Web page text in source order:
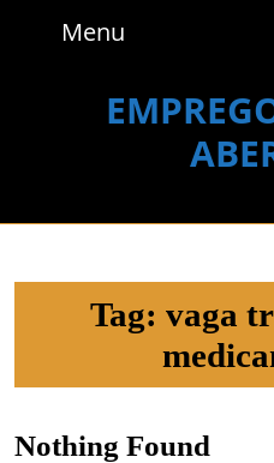
Menu
Tag: vaga
Nothing Found